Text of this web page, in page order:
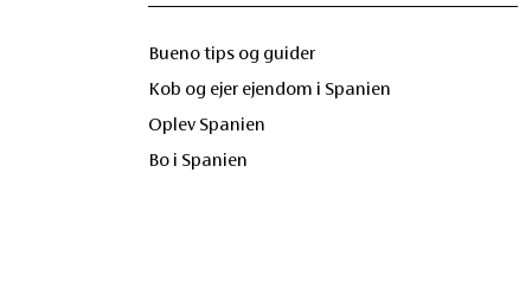
Bueno tips og guider
Kob og ejer ejendom i Spanien
Oplev Spanien
Bo i Spanien